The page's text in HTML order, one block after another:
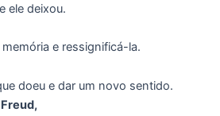
ele deixou.
e ressignificá-la.
doeu e dar um novo sentido.